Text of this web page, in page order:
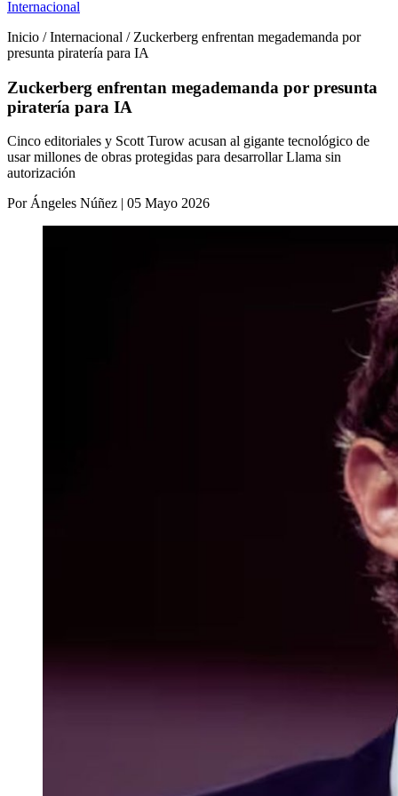
Internacional
Inicio / Internacional / Zuckerberg enfrentan megademanda por
presunta piratería para IA
Zuckerberg enfrentan megademanda por presunta
piratería para IA
Cinco editoriales y Scott Turow acusan al gigante tecnológico de
usar millones de obras protegidas para desarrollar Llama sin
autorización
Por Ángeles Núñez | 05 Mayo 2026